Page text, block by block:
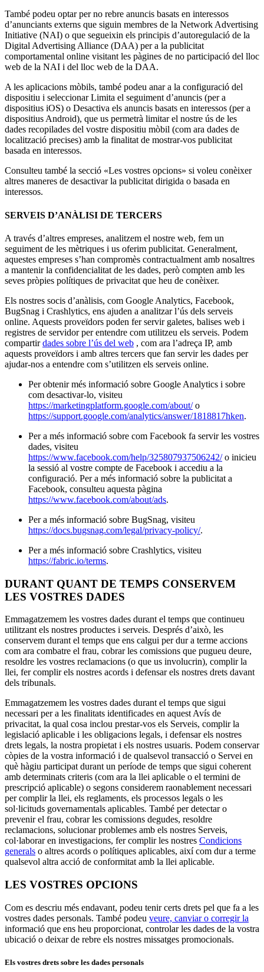
També podeu optar per no rebre anuncis basats en interessos
d’anunciants externs que siguin membres de la Network Advertising
Initiative (NAI) o que segueixin els principis d’autoregulació de la
Digital Advertising Alliance (DAA) per a la publicitat
comportamental online visitant les pàgines de no participació del lloc
web de la NAI i del lloc web de la DAA.
A les aplicacions mòbils, també podeu anar a la configuració del
dispositiu i seleccionar Limita el seguiment d’anuncis (per a
dispositius iOS) o Desactiva els anuncis basats en interessos (per a
dispositius Android), que us permetrà limitar el nostre ús de les
dades recopilades del vostre dispositiu mòbil (com ara dades de
localització precises) amb la finalitat de mostrar-vos publicitat
basada en interessos.
Consulteu també la secció «Les vostres opcions» si voleu conèixer
altres maneres de desactivar la publicitat dirigida o basada en
interessos.
SERVEIS D’ANÀLISI DE TERCERS
A través d’altres empreses, analitzem el nostre web, fem un
seguiment de les mètriques i us oferim publicitat. Generalment,
aquestes empreses s’han compromès contractualment amb nosaltres
a mantenir la confidencialitat de les dades, però compten amb les
seves pròpies polítiques de privacitat que heu de conèixer.
Els nostres socis d’anàlisis, com Google Analytics, Facebook,
BugSnag i Crashlytics, ens ajuden a analitzar l’ús dels serveis
online. Aquests proveïdors poden fer servir galetes, balises web i
registres de servidor per entendre com utilitzeu els serveis. Podem
compartirdades sobre l’ús del web , com ara l’adreça IP, amb
aquests proveïdors i amb altres tercers que fan servir les dades per
ajudar-nos a entendre com s’utilitzen els serveis online.
Per obtenir més informació sobre Google Analytics i sobre
com desactivar-lo, visiteu
https://marketingplatform.google.com/about/o
https://support.google.com/analytics/answer/1818817hken.
Per a més informació sobre com Facebook fa servir les vostres
dades, visiteu
https://www.facebook.com/help/325807937506242/o inicieu
la sessió al vostre compte de Facebook i accediu a la
configuració. Per a més informació sobre la publicitat a
Facebook, consulteu aquesta pàgina
https://www.facebook.com/about/ads.
Per a més informació sobre BugSnag, visiteu
https://docs.bugsnag.com/legal/privacy-policy/.
Per a més informació sobre Crashlytics, visiteu
https://fabric.io/terms.
DURANT QUANT DE TEMPS CONSERVEM
LES VOSTRES DADES
Emmagatzemem les vostres dades durant el temps que continueu
utilitzant els nostres productes i serveis. Després d’això, les
conservem durant el temps que ens calgui per dur a terme accions
com ara combatre el frau, cobrar les comissions que pugueu deure,
resoldre les vostres reclamacions (o que us involucrin), complir la
llei, fer complir els nostres acords i defensar els nostres drets davant
dels tribunals.
Emmagatzemem les vostres dades durant el temps que sigui
necessari per a les finalitats identificades en aquest Avís de
privacitat, la qual cosa inclou prestar-vos els Serveis, complir la
legislació aplicable i les obligacions legals, i defensar els nostres
drets legals, la nostra propietat i els nostres usuaris. Podem conservar
còpies de la vostra informació i de qualsevol transacció o Servei en
què hàgiu participat durant un període de temps que sigui coherent
amb determinats criteris (com ara la llei aplicable o el termini de
prescripció aplicable) o segons considerem raonablement necessari
per complir la llei, els reglaments, els processos legals o les
sol·licituds governamentals aplicables. També per detectar o
prevenir el frau, cobrar les comissions degudes, resoldre
reclamacions, solucionar problemes amb els nostres Serveis,
col·laborar en investigacions, fer complir les nostres Condicions
generals o altres acords o polítiques aplicables, així com dur a terme
qualsevol altra acció de conformitat amb la llei aplicable.
LES VOSTRES OPCIONS
Com es descriu més endavant, podeu tenir certs drets pel que fa a les
vostres dades personals. També podeu veure, canviar o corregir la
informació que ens heu proporcionat, controlar les dades de la vostra
ubicació o deixar de rebre els nostres missatges promocionals.
Els vostres drets sobre les dades personals